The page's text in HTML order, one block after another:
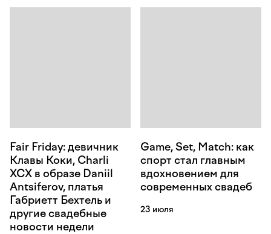
Fair Friday: девичник
Клавы Коки, Charli
XCX в образе Daniil
Antsiferov, платья
Габриетт Бехтель и
другие свадебные
новости недели
Game, Set, Match: как
спорт стал главным
вдохновением для
современных свадеб
23 июля